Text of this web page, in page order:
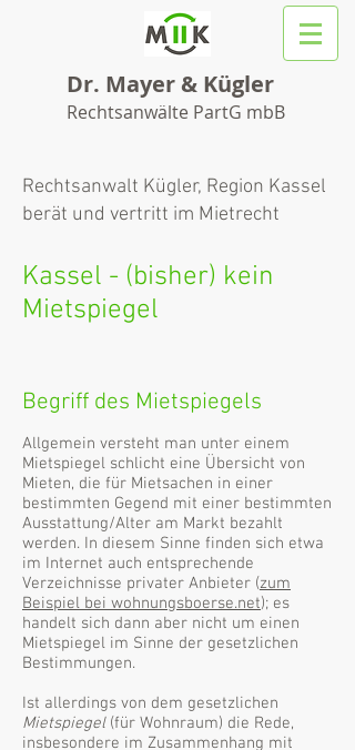
Dr. Mayer & Kügler
Rechtsanwälte PartG mbB
Kassel - (bisher) kein
Mietspiegel
Begriff des Mietspiegels
Allgemein versteht man unter einem
Mietspiegel schlicht eine Übersicht von
Mieten, die für Mietsachen in einer
bestimmten Gegend mit einer bestimmten
Ausstattung/Alter am Markt bezahlt
werden. In diesem Sinne finden sich etwa
im Internet auch entsprechende
Verzeichnisse privater Anbieter (zum
Beispiel bei wohnungsboerse.net); es
handelt sich dann aber nicht um einen
Mietspiegel im Sinne der gesetzlichen
Bestimmungen.
Ist allerdings von dem gesetzlichen
Mietspiegel (für Wohnraum) die Rede,
insbesondere im Zusammenhang mit
Rechtsanwalt Kügler, Region Kassel
berät und vertritt im Mietrecht